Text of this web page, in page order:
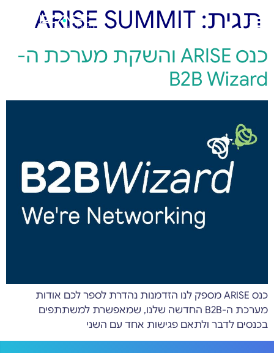
תגית: ARISE SUMMIT
כנס ARISE והשקת מערכת ה-
B2B Wizard
כנס ARISE מספק לנו הזדמנות נהדרת לספר לכם אודות
מערכת ה-B2B החדשה שלנו, שמאפשרת למשתתפים
בכנסים לדבר ולתאם פגישות אחד עם השני